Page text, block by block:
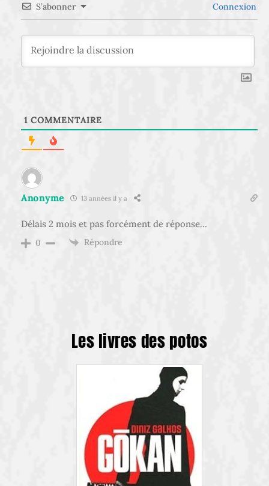
S’abonner Connexion
1 COMMENTAIRE
Anonyme 13 années il y a
Délais 2 mois et pas forcément de réponse…
0 Répondre
Les livres des potos